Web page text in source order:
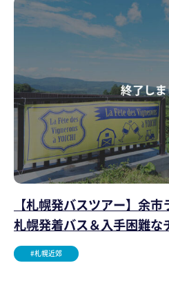
【札幌発バスツアー】余
札幌発着バス＆入手困難な
#札幌近郊